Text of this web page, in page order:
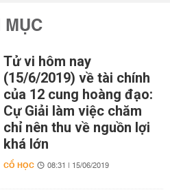
Tử vi hôm nay
(15/6/2019) về tài chính
của 12 cung hoàng đạo:
Cự Giải làm việc chăm
chỉ nên thu về nguồn lợi
khá lớn
CỔ HỌC 08:31 | 15/06/2019